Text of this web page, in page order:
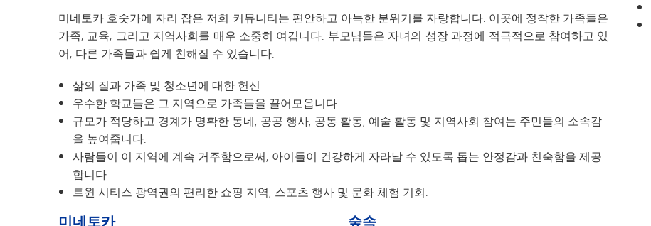
미네토카 호숫가에 자리 잡은 저희 커뮤니티는 편안하고 아늑한 분위기를 자랑합니다. 이곳에 정착한 가족들은
가족, 교육, 그리고 지역사회를 매우 소중히 여깁니다. 부모님들은 자녀의 성장 과정에 적극적으로 참여하고 있
어, 다른 가족들과 쉽게 친해질 수 있습니다.
삶의 질과 가족 및 청소년에 대한 헌신
우수한 학교들은 그 지역으로 가족들을 끌어모읍니다.
규모가 적당하고 경계가 명확한 동네, 공공 행사, 공동 활동, 예술 활동 및 지역사회 참여는 주민들의 소속감
을 높여줍니다.
사람들이 이 지역에 계속 거주함으로써, 아이들이 건강하게 자라날 수 있도록 돕는 안정감과 친숙함을 제공
합니다.
트윈 시티스 광역권의 편리한 쇼핑 지역, 스포츠 행사 및 문화 체험 기회.
미네토카 숲속